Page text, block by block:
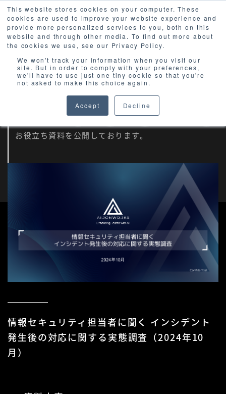
This website stores cookies on your computer. These
cookies are used to improve your website experience and
provide more personalized services to you, both on this
website and through other media. To find out more about
the cookies we use, see our Privacy Policy.
We won't track your information when you visit our
site. But in order to comply with your preferences,
we'll have to use just one tiny cookie so that you're
not asked to make this choice again.
Accept Decline
E-books
最新のサイバーセキュリティに関する
お役立ち資料を公開しております。
情報セキュリティ担当者に聞く インシデント
発生後の対応に関する実態調査（2024年10
月）